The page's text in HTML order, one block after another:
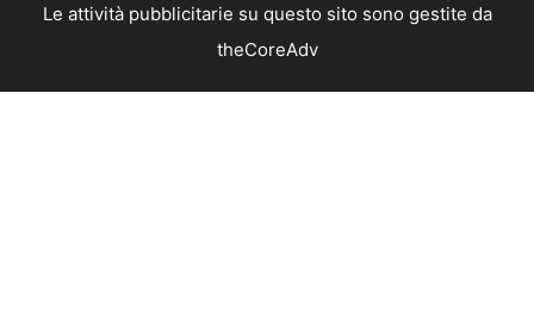
Le attività pubblicitarie su questo sito sono gestite da
theCoreAdv